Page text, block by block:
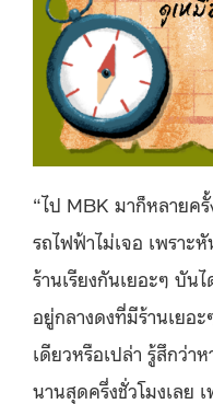
“ไป MBK มาก็หลายค
รถไฟฟ้าไม่เจอ เพรา
ร้านเรียงกันเยอะๆ บัน
อยู่กลางดงที่มีร้านเยอ
เดียวหรือเปล่า รู้สึกว่า
นานสุดครึ่งชั่วโมงเลย